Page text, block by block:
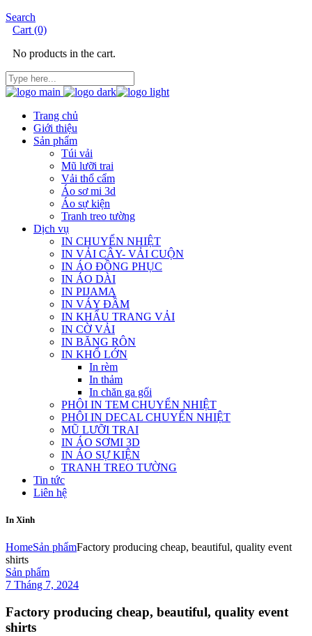
Search
Cart (0)
No products in the cart.
Trang chủ
Giới thiệu
Sản phẩm
Túi vải
Mũ lưỡi trai
Vải thổ cẩm
Áo sơ mi 3d
Áo sự kiện
Tranh treo tường
Dịch vụ
IN CHUYỂN NHIỆT
IN VẢI CÂY- VẢI CUỘN
IN ÁO ĐỒNG PHỤC
IN ÁO DÀI
IN PIJAMA
IN VÁY ĐẦM
IN KHẨU TRANG VẢI
IN CỜ VẢI
IN BĂNG RÔN
IN KHỔ LỚN
In rèm
In thảm
In chăn ga gối
PHÔI IN TEM CHUYỂN NHIỆT
PHÔI IN DECAL CHUYỂN NHIỆT
MŨ LƯỠI TRAI
IN ÁO SƠMI 3D
IN ÁO SỰ KIỆN
TRANH TREO TƯỜNG
Tin tức
Liên hệ
In Xinh
HomeSản phẩmFactory producing cheap, beautiful, quality event
shirts
Sản phẩm
7 Tháng 7, 2024
Factory producing cheap, beautiful, quality event
shirts